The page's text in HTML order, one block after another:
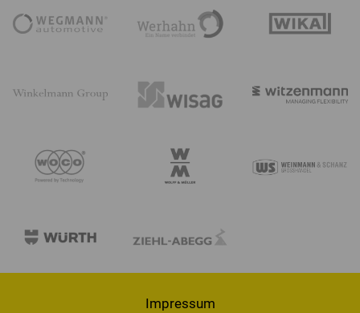
Impressum